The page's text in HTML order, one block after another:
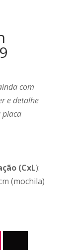
com
e detalhe
placa
(CxL):
(mochila)